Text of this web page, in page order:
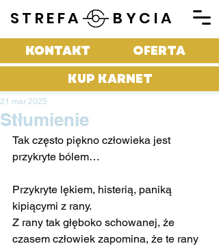
STREFA BYCIA
OFERTA
KONTAKT
KUP KARNET
Stłumienie
21 mar 2025
Tak często piękno człowieka jest
przykryte bólem…
Przykryte lękiem, histerią, paniką
kipiącymi z rany.
Z rany tak głęboko schowanej, że
czasem człowiek zapomina, że te rany